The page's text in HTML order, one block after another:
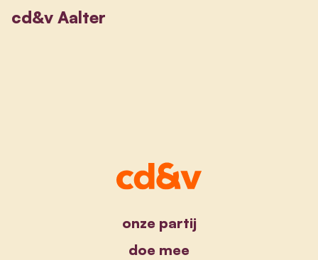
cd&v Aalter
onze partij
doe mee